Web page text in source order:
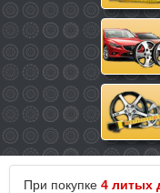
При покупке 4 литых